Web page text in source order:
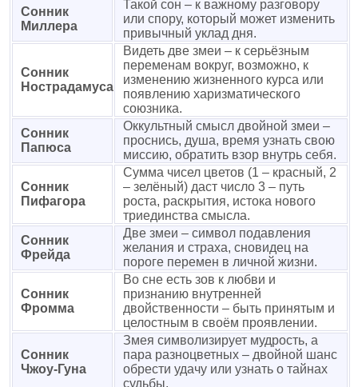
Сонник
Миллера
Такой сон – к важному разговору
или спору, который может изменить
привычный уклад дня.
Сонник
Нострадамуса
Видеть две змеи – к серьёзным
переменам вокруг, возможно, к
изменению жизненного курса или
появлению харизматического
союзника.
Сонник
Папюса
Оккультный смысл двойной змеи –
проснись, душа, время узнать свою
миссию, обратить взор внутрь себя.
Сонник
Пифагора
Сумма чисел цветов (1 – красный, 2
– зелёный) даст число 3 – путь
роста, раскрытия, истока нового
триединства смысла.
Сонник
Фрейда
Две змеи – символ подавления
желания и страха, сновидец на
пороге перемен в личной жизни.
Сонник
Фромма
Во сне есть зов к любви и
признанию внутренней
двойственности – быть принятым и
целостным в своём проявлении.
Сонник
Чжоу-Гуна
Змея символизирует мудрость, а
пара разноцветных – двойной шанс
обрести удачу или узнать о тайнах
судьбы.